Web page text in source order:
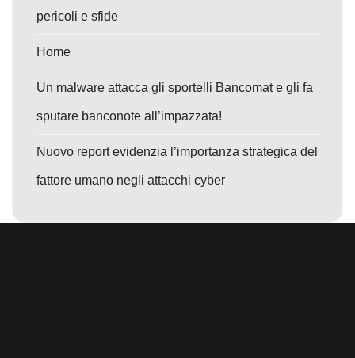
pericoli e sfide
Home
Un malware attacca gli sportelli Bancomat e gli fa
sputare banconote all’impazzata!
Nuovo report evidenzia l’importanza strategica del
fattore umano negli attacchi cyber